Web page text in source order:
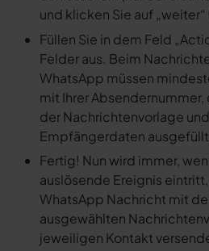
und klicken Sie auf
Füllen Sie in dem Feld
Felder aus. Beim
WhatsApp müssen
mit Ihrer Absendernummer,
der Nachrichtenvorlage und
Empfängerdaten
Fertig! Nun wird immer,
auslösende Ereignis
WhatsApp Nachricht mit
ausgewählten
jeweiligen Kontakt